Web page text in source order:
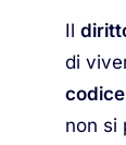
Il
di
non si